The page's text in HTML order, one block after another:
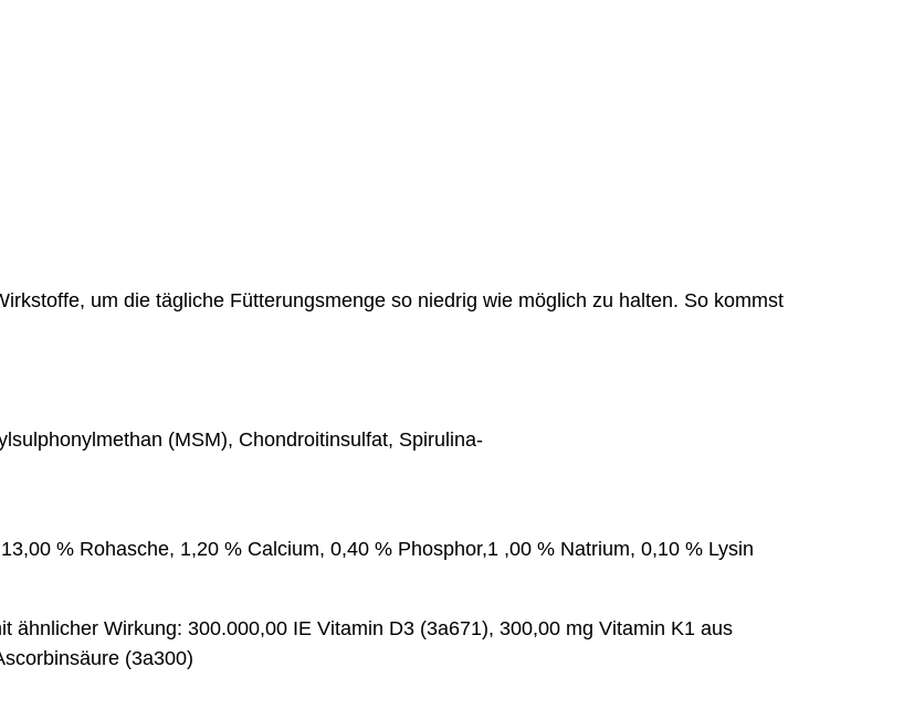
um die tägliche Fütterungsmenge so niedrig wie möglich zu halten. So kommst
(MSM), Chondroitinsulfat, Spirulina-
% Rohasche, 1,20 % Calcium, 0,40 % Phosphor,1 ,00 % Natrium, 0,10 % Lysin
ähnlicher Wirkung: 300.000,00 IE Vitamin D3 (3a671), 300,00 mg Vitamin K1 aus
(3a300)